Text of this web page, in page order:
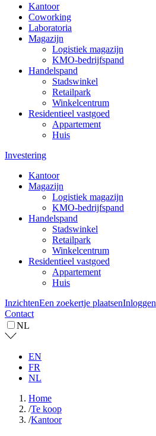
Kantoor
Coworking
Laboratoria
Magazijn
Logistiek magazijn
KMO-bedrijfspand
Handelspand
Stadswinkel
Retailpark
Winkelcentrum
Residentieel vastgoed
Appartement
Huis
Investering
Kantoor
Magazijn
Logistiek magazijn
KMO-bedrijfspand
Handelspand
Stadswinkel
Retailpark
Winkelcentrum
Residentieel vastgoed
Appartement
Huis
InzichtenEen zoekertje plaatsenInloggen
Contact
NL
EN
FR
NL
Home
/Te koop
/Kantoor